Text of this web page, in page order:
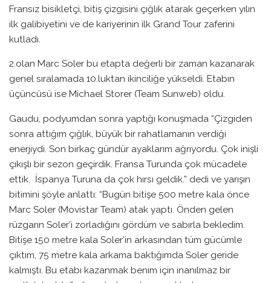
Fransız bisikletçi, bitiş çizgisini çığlık atarak geçerken yılın
ilk galibiyetini ve de kariyerinin ilk Grand Tour zaferini
kutladı.
2.olan Marc Soler bu etapta değerli bir zaman kazanarak
genel sıralamada 10.luktan ikinciliğe yükseldi. Etabın
üçüncüsü ise Michael Storer (Team Sunweb) oldu.
Gaudu, podyumdan sonra yaptığı konuşmada “Çizgiden
sonra attığım çığlık, büyük bir rahatlamanın verdiği
enerjiydi. Son birkaç gündür ayaklarım ağrıyordu. Çok inişli
çıkışlı bir sezon geçirdik. Fransa Turunda çok mücadele
ettik. İspanya Turuna da çok hırsı geldik.” dedi ve yarışın
bitimini şöyle anlattı: “Bugün bitişe 500 metre kala önce
Marc Soler (Movistar Team) atak yaptı. Önden gelen
rüzgarın Soler’i zorladığını gördüm ve sabırla bekledim.
Bitişe 150 metre kala Soler’in arkasından tüm gücümle
çıktım, 75 metre kala arkama baktığımda Soler geride
kalmıştı. Bu etabı kazanmak benim için inanılmaz bir